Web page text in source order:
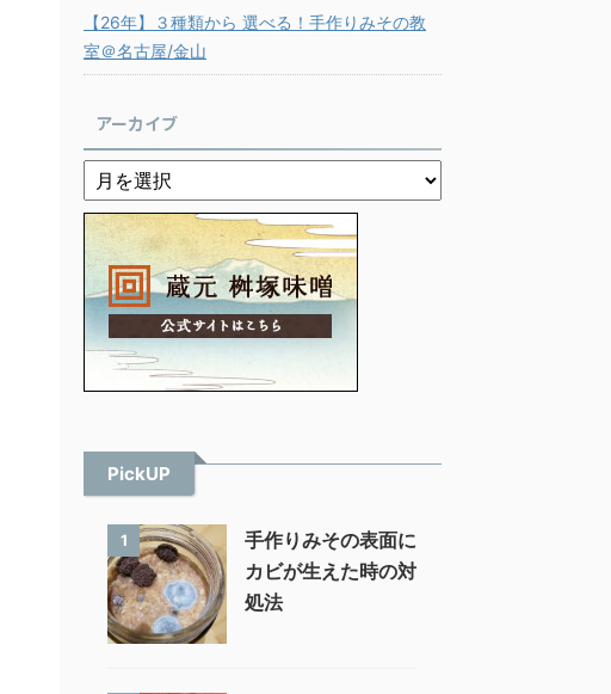
【26年】３種類から 選べる！手作りみその教
室＠名古屋/金山
アーカイブ
PickUP
1
手作りみその表面に
カビが生えた時の対
処法